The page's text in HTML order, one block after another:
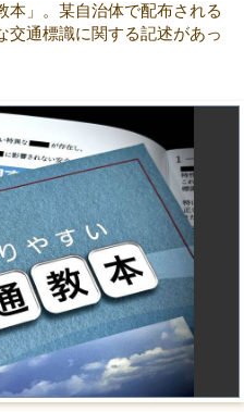
本」。某自治体で配布される
交通標識に関する記述があっ